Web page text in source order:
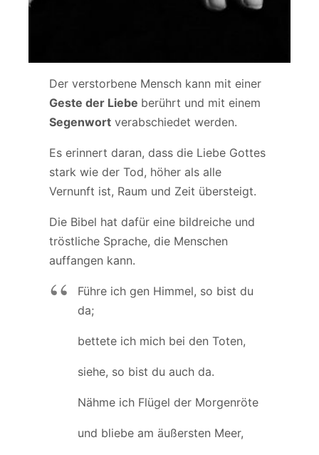
Der verstorbene Mensch kann mit einer
Geste der Liebe berührt und mit einem
Segenwort verabschiedet werden.
Es erinnert daran, dass die Liebe Gottes
stark wie der Tod, höher als alle
Vernunft ist, Raum und Zeit übersteigt.
Die Bibel hat dafür eine bildreiche und
tröstliche Sprache, die Menschen
auffangen kann.
Führe ich gen Himmel, so bist du
da;
bettete ich mich bei den Toten,
siehe, so bist du auch da.
Nähme ich Flügel der Morgenröte
und bliebe am äußersten Meer,